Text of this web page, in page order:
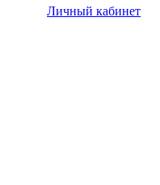
Личный кабинет